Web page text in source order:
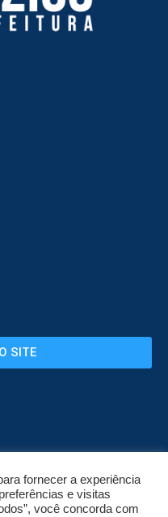
SITE
fornecer a experiência
e visitas
você concorda com